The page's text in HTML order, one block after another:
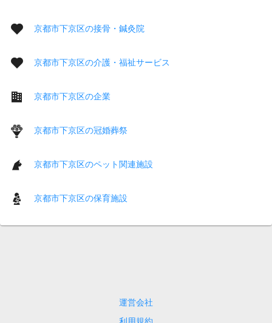
京都市下京区の接骨・鍼灸院
京都市下京区の介護・福祉サービス
京都市下京区の企業
京都市下京区の冠婚葬祭
京都市下京区のペット関連施設
京都市下京区の保育施設
運営会社
利用規約